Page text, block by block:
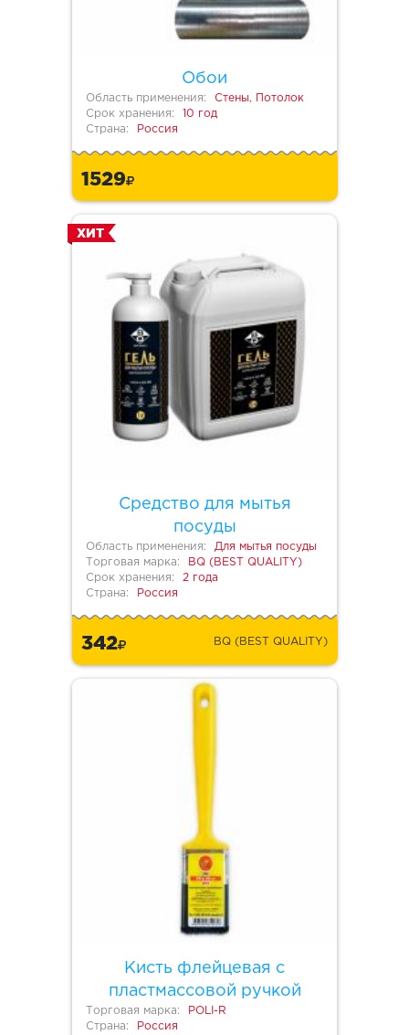
Обои
Область применения:
Стены, Потолок
Срок хранения:
10 год
Страна:
Россия
1529
Средство для мытья
посуды
ХИТ
Область применения:
Для мытья посуды
Торговая марка:
BQ (BEST QUALITY)
Срок хранения:
2 года
Страна:
Россия
342 BQ (BEST QUALITY)
Кисть флейцевая с
пластмассовой ручкой
Торговая марка:
POLI-R
Страна:
Россия